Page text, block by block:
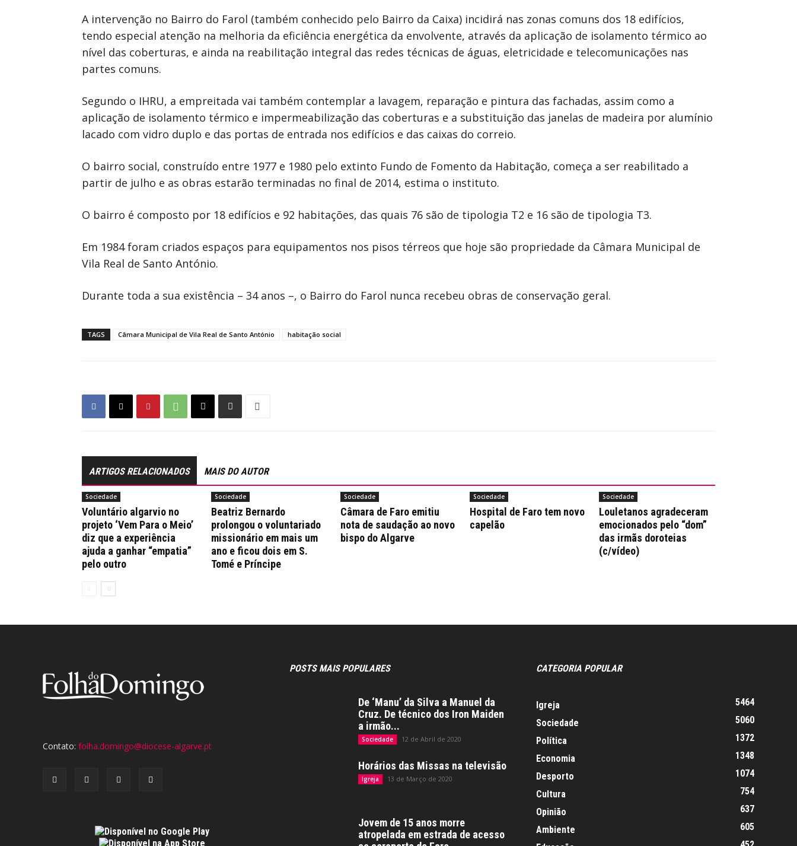
A intervenção no Bairro do Farol (também conhecido pelo Bairro da Caixa) incidirá nas zonas comuns dos 18 edifícios,
tendo especial atenção na melhoria da eficiência energética da envolvente, através da aplicação de isolamento térmico ao
nível das coberturas, e ainda na reabilitação integral das redes técnicas de águas, eletricidade e telecomunicações nas
partes comuns.
Segundo o IHRU, a empreitada vai também contemplar a lavagem, reparação e pintura das fachadas, assim como a
aplicação de isolamento térmico e impermeabilização das coberturas e a substituição das janelas de madeira por alumínio
lacado com vidro duplo e das portas de entrada nos edifícios e das caixas do correio.
O bairro social, construído entre 1977 e 1980 pelo extinto Fundo de Fomento da Habitação, começa a ser reabilitado a
partir de julho e as obras estarão terminadas no final de 2014, estima o instituto.
O bairro é composto por 18 edifícios e 92 habitações, das quais 76 são de tipologia T2 e 16 são de tipologia T3.
Em 1984 foram criados espaços para equipamentos nos pisos térreos que hoje são propriedade da Câmara Municipal de
Vila Real de Santo António.
Durante toda a sua existência – 34 anos –, o Bairro do Farol nunca recebeu obras de conservação geral.
TAGS Câmara Municipal de Vila Real de Santo António habitação social
ARTIGOS RELACIONADOS MAIS DO AUTOR
Sociedade
Voluntário algarvio no
projeto ‘Vem Para o Meio’
diz que a experiência
ajuda a ganhar “empatia”
pelo outro
Sociedade
Beatriz Bernardo
prolongou o voluntariado
missionário em mais um
ano e ficou dois em S.
Tomé e Príncipe
Sociedade
Câmara de Faro emitiu
nota de saudação ao novo
bispo do Algarve
Sociedade
Hospital de Faro tem novo
capelão
Sociedade
Louletanos agradeceram
emocionados pelo “dom”
das irmãs doroteias
(c/vídeo)
Contato: folha.domingo@diocese-algarve.pt
POSTS MAIS POPULARES
De ‘Manu’ da Silva a Manuel da
Cruz. De técnico dos Iron Maiden
a irmão...
Sociedade 12 de Abril de 2020
Horários das Missas na televisão
Igreja 13 de Março de 2020
Jovem de 15 anos morre
atropelada em estrada de acesso
CATEGORIA POPULAR
Igreja
5464
Sociedade
5060
Política
1372
Economia
1348
Desporto
1074
Cultura
754
Opinião
637
Ambiente
605